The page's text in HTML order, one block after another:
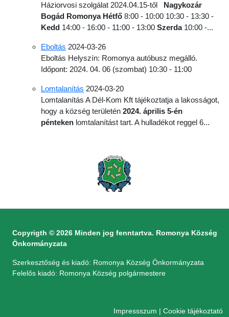
Háziorvosi szolgálat 2024.04.15-től Nagykozár
Bogád Romonya Hétfő 8:00 - 10:00 10:30 - 13:30 -
Kedd 14:00 - 16:00 - 11:00 - 13:00 Szerda10:00 -...
Eboltás 2024-03-26
Eboltás Helyszín: Romonya autóbusz megálló.
Időpont: 2024. 04. 06 (szombat) 10:30 - 11:00
Lomtalanítás 2024-03-20
Lomtalanítás A Dél-Kom Kft tájékoztatja a lakosságot,
hogy a község területén 2024. április 5-én
pénteken lomtalanítást tart. A hulladékot reggel 6...
Copyrigth © 2026 Minden jog fenntartva. Romonya Község
Önkormányzata
Szerkesztőség és kiadó: Romonya Község Önkormányzata
Felelős kiadó: Romonya Község polgármestere
Impressszum | Cookie tájékoztató